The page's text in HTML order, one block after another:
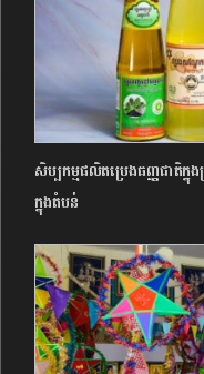
សិប្បកម្មផលិតប្រេងធញ្ញជាតិក្
ក្នុងតំបន់